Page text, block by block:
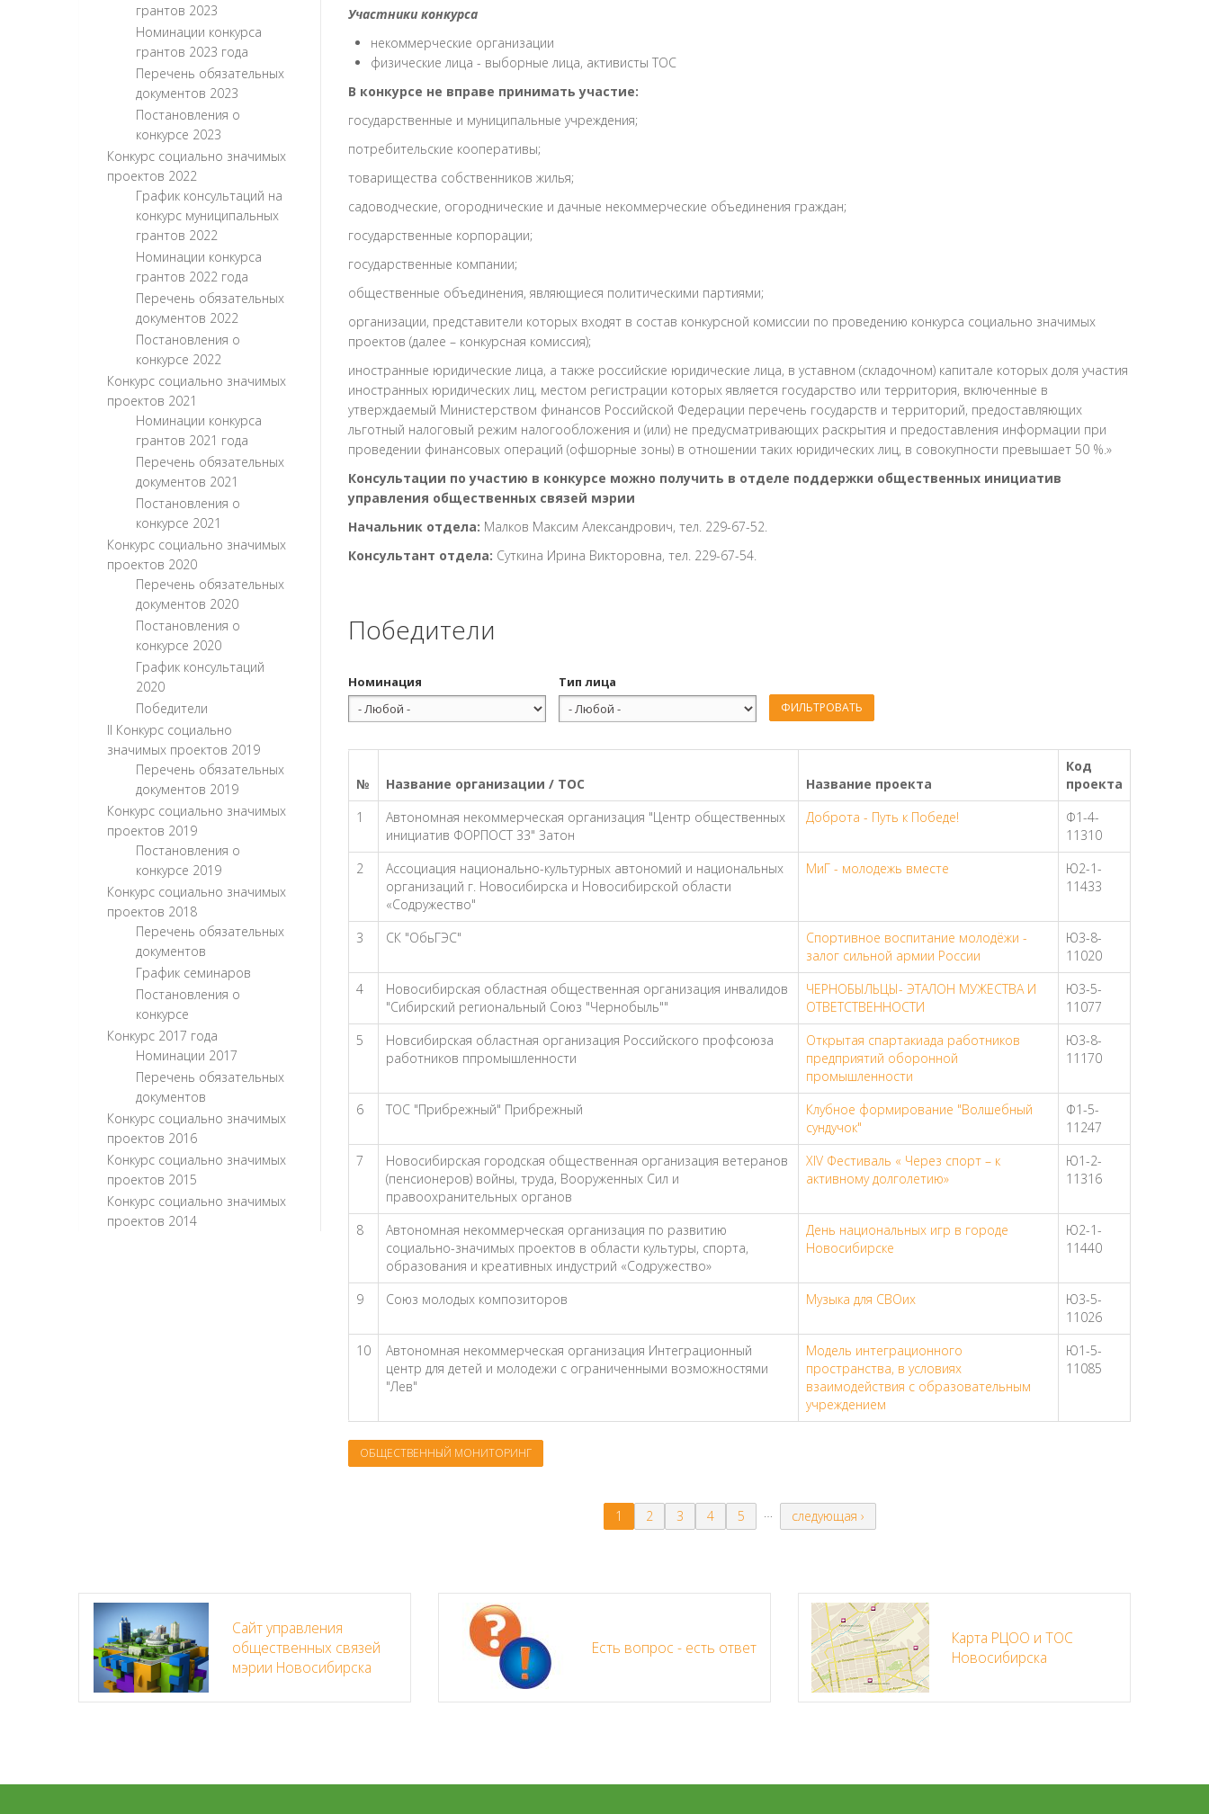
грантов 2023
Номинации конкурса
грантов 2023 года
Перечень обязательных
документов 2023
Постановления о
конкурсе 2023
Конкурс социально значимых
проектов 2022
График консультаций на
конкурс муниципальных
грантов 2022
Номинации конкурса
грантов 2022 года
Перечень обязательных
документов 2022
Постановления о
конкурсе 2022
Конкурс социально значимых
проектов 2021
Номинации конкурса
грантов 2021 года
Перечень обязательных
документов 2021
Постановления о
конкурсе 2021
Конкурс социально значимых
проектов 2020
Перечень обязательных
документов 2020
Постановления о
конкурсе 2020
График консультаций
2020
Победители
II Конкурс социально
значимых проектов 2019
Перечень обязательных
документов 2019
Конкурс социально значимых
проектов 2019
Постановления о
конкурсе 2019
Конкурс социально значимых
проектов 2018
Перечень обязательных
документов
График семинаров
Постановления о
конкурсе
Конкурс 2017 года
Номинации 2017
Перечень обязательных
документов
Конкурс социально значимых
проектов 2016
Конкурс социально значимых
проектов 2015
Конкурс социально значимых
проектов 2014
Участники конкурса
некоммерческие организации
физические лица - выборные лица, активисты ТОС
В конкурсе не вправе принимать участие:
государственные и муниципальные учреждения;
потребительские кооперативы;
товарищества собственников жилья;
садоводческие, огороднические и дачные некоммерческие объединения граждан;
государственные корпорации;
государственные компании;
общественные объединения, являющиеся политическими партиями;
организации, представители которых входят в состав конкурсной комиссии по проведению конкурса социально значимых
проектов (далее – конкурсная комиссия);
иностранные юридические лица, а также российские юридические лица, в уставном (складочном) капитале которых доля участия
иностранных юридических лиц, местом регистрации которых является государство или территория, включенные в
утверждаемый Министерством финансов Российской Федерации перечень государств и территорий, предоставляющих
льготный налоговый режим налогообложения и (или) не предусматривающих раскрытия и предоставления информации при
проведении финансовых операций (офшорные зоны) в отношении таких юридических лиц, в совокупности превышает 50 %.»
Консультации по участию в конкурсе можно получить в отделе поддержки общественных инициатив
управления общественных связей мэрии
Начальник отдела: Малков Максим Александрович, тел. 229-67-52.
Консультант отдела: Суткина Ирина Викторовна, тел. 229-67-54.
Победители
Номинация Тип лица
ФИЛЬТРОВАТЬ
№ Название организации / ТОС Название проекта
Код
проекта
1
Автономная некоммерческая организация "Центр общественных
инициатив ФОРПОСТ 33" Затон
Доброта - Путь к Победе!
Ф1-4-
11310
2
Ассоциация национально-культурных автономий и национальных
организаций г. Новосибирска и Новосибирской области
«Содружество"
МиГ - молодежь вместе
Ю2-1-
11433
3 СК "ОбьГЭС"
Спортивное воспитание молодёжи -
залог сильной армии России
Ю3-8-
11020
4
Новосибирская областная общественная организация инвалидов
"Сибирский региональный Союз "Чернобыль""
ЧЕРНОБЫЛЬЦЫ- ЭТАЛОН МУЖЕСТВА И
ОТВЕТСТВЕННОСТИ
Ю3-5-
11077
5
Новсибирская областная организация Российского профсоюза
работников ппромышленности
Открытая спартакиада работников
предприятий оборонной
промышленности
Ю3-8-
11170
6 ТОС "Прибрежный" Прибрежный
Клубное формирование "Волшебный
сундучок"
Ф1-5-
11247
7
Новосибирская городская общественная организация ветеранов
(пенсионеров) войны, труда, Вооруженных Сил и
правоохранительных органов
ХIV Фестиваль « Через спорт – к
активному долголетию»
Ю1-2-
11316
8
Автономная некоммерческая организация по развитию
социально-значимых проектов в области культуры, спорта,
образования и креативных индустрий «Содружество»
День национальных игр в городе
Новосибирске
Ю2-1-
11440
9 Союз молодых композиторов Музыка для СВОих
Ю3-5-
11026
10
Автономная некоммерческая организация Интеграционный
центр для детей и молодежи с ограниченными возможностями
"Лев"
Модель интеграционного
пространства, в условиях
взаимодействия с образовательным
учреждением
Ю1-5-
11085
ОБЩЕСТВЕННЫЙ МОНИТОРИНГ
1 2 3 4 5 … следующая ›
Сайт управления
общественных связей
мэрии Новосибирска
Есть вопрос - есть ответ
Карта РЦОО и ТОС
Новосибирска